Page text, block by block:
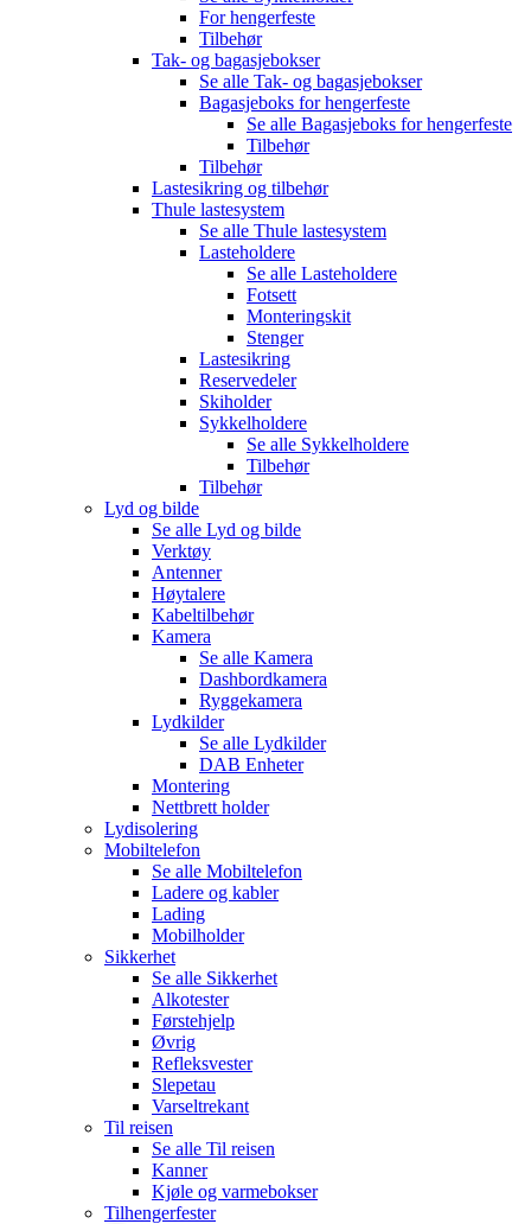
For hengerfeste
Tilbehør
Tak- og bagasjebokser
Se alle Tak- og bagasjebokser
Bagasjeboks for hengerfeste
Se alle Bagasjeboks for hengerfeste
Tilbehør
Tilbehør
Lastesikring og tilbehør
Thule lastesystem
Se alle Thule lastesystem
Lasteholdere
Se alle Lasteholdere
Fotsett
Monteringskit
Stenger
Lastesikring
Reservedeler
Skiholder
Sykkelholdere
Se alle Sykkelholdere
Tilbehør
Tilbehør
Lyd og bilde
Se alle Lyd og bilde
Verktøy
Antenner
Høytalere
Kabeltilbehør
Kamera
Se alle Kamera
Dashbordkamera
Ryggekamera
Lydkilder
Se alle Lydkilder
DAB Enheter
Montering
Nettbrett holder
Lydisolering
Mobiltelefon
Se alle Mobiltelefon
Ladere og kabler
Lading
Mobilholder
Sikkerhet
Se alle Sikkerhet
Alkotester
Førstehjelp
Øvrig
Refleksvester
Slepetau
Varseltrekant
Til reisen
Se alle Til reisen
Kanner
Kjøle og varmebokser
Tilhengerfester